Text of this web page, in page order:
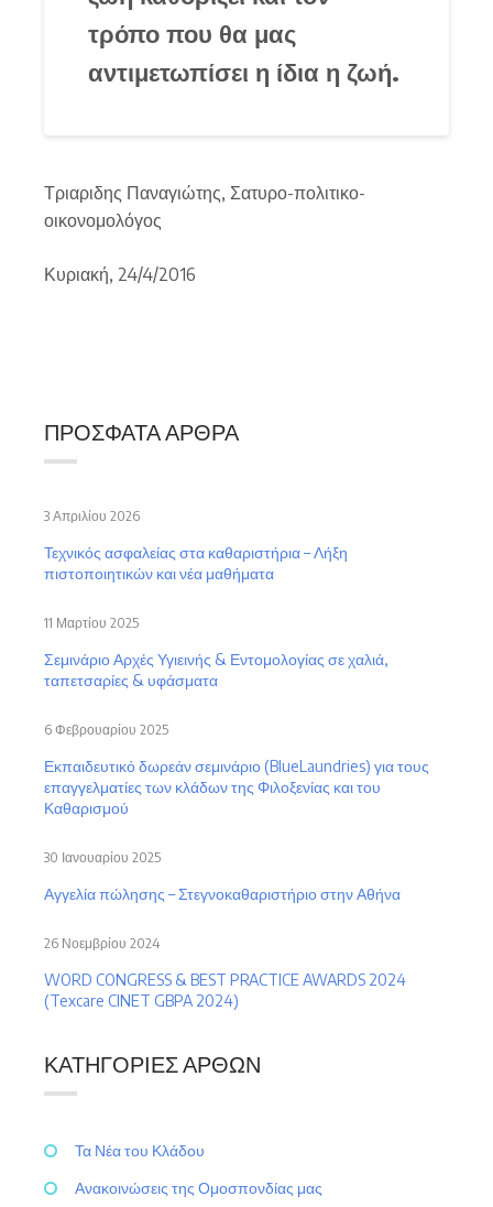
τρόπο που θα μας
αντιμετωπίσει η ίδια η ζωή.
Τριαριδης Παναγιώτης, Σατυρο-πολιτικο-
οικονομολόγος
Κυριακή, 24/4/2016
ΠΡΌΣΦΑΤΑ ΆΡΘΡΑ
Τεχνικός ασφαλείας στα καθαριστήρια – Λήξη
πιστοποιητικών και νέα μαθήματα
3 Απριλίου 2026
Σεμινάριο Αρχές Υγιεινής & Εντομολογίας σε χαλιά,
ταπετσαρίες & υφάσματα
11 Μαρτίου 2025
Εκπαιδευτικό δωρεάν σεμινάριο (BlueLaundries) για τους
επαγγελματίες των κλάδων της Φιλοξενίας και του
Καθαρισμού
6 Φεβρουαρίου 2025
Αγγελία πώλησης – Στεγνοκαθαριστήριο στην Αθήνα
30 Ιανουαρίου 2025
WORD CONGRESS & BEST PRACTICE AWARDS 2024
(Texcare CINET GBPA 2024)
26 Νοεμβρίου 2024
ΚΑΤΗΓΟΡΊΕΣ ΆΡΘΩΝ
Τα Νέα του Κλάδου
Ανακοινώσεις της Ομοσπονδίας μας